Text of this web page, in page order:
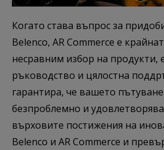
Когато става въпрос за
Belenco, AR Commerce е
несравним избор на продукти,
ръководство и цялостна
гарантира, че вашето
безпроблемно и
върховите постижения на
Belenco и AR Commerce и